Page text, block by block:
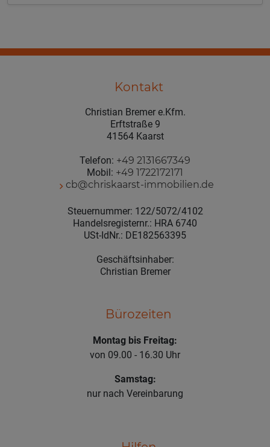
Kontakt
Christian Bremer e.Kfm.
Erftstraße 9
41564 Kaarst
Telefon: +49 2131667349
Mobil: +49 1722172171
cb@chriskaarst-immobilien.de
Steuernummer: 122/5072/4102
Handelsregisternr.: HRA 6740
USt-IdNr.: DE182563395
Geschäftsinhaber:
Christian Bremer
Bürozeiten
Montag bis Freitag:
von 09.00 - 16.30 Uhr
Samstag:
nur nach Vereinbarung